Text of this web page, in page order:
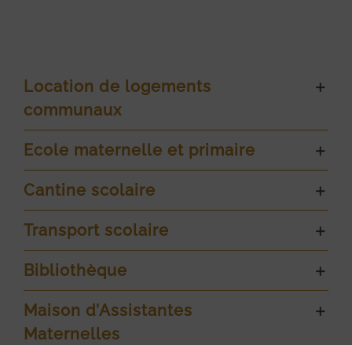
Location de logements
communaux
Ecole maternelle et primaire
Cantine scolaire
Transport scolaire
Bibliothèque
Maison d’Assistantes
Maternelles